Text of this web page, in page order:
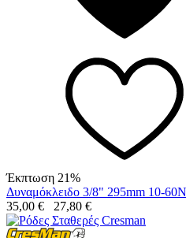
Έκπτωση 21%
Δυναμόκλειδο 3/8" 295mm 10-
35,00 € 27,80 €